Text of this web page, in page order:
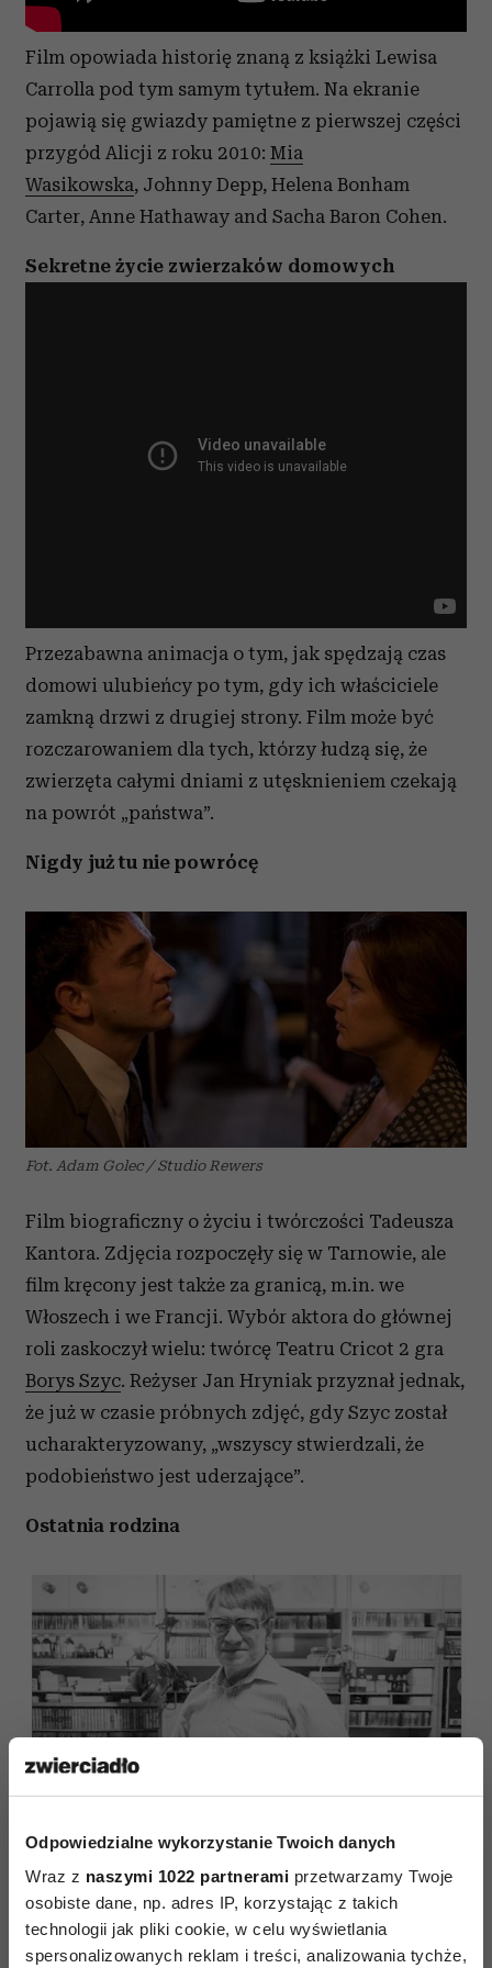
Odpowiedzialne wykorzystanie Twoich danych
Wraz z naszymi 1022 partnerami przetwarzamy Twoje
osobiste dane, np. adres IP, korzystając z takich
technologii jak pliki cookie, w celu wyświetlania
spersonalizowanych reklam i treści, analizowania tychże,
Film opowiada historię znaną z książki Lewisa
Carrolla pod tym samym tytułem. Na ekranie
pojawią się gwiazdy pamiętne z pierwszej części
przygód Alicji z roku 2010: Mia
Wasikowska, Johnny Depp, Helena Bonham
Carter, Anne Hathaway and Sacha Baron Cohen.
Sekretne życie zwierzaków domowych
Przezabawna animacja o tym, jak spędzają czas
domowi ulubieńcy po tym, gdy ich właściciele
zamkną drzwi z drugiej strony. Film może być
rozczarowaniem dla tych, którzy łudzą się, że
zwierzęta całymi dniami z utęsknieniem czekają
na powrót „państwa”.
Nigdy już tu nie powrócę
Fot. Adam Golec / Studio Rewers
Film biograficzny o życiu i twórczości Tadeusza
Kantora. Zdjęcia rozpoczęły się w Tarnowie, ale
film kręcony jest także za granicą, m.in. we
Włoszech i we Francji. Wybór aktora do głównej
roli zaskoczył wielu: twórcę Teatru Cricot 2 gra
Borys Szyc. Reżyser Jan Hryniak przyznał jednak,
że już w czasie próbnych zdjęć, gdy Szyc został
ucharakteryzowany, „wszyscy stwierdzali, że
podobieństwo jest uderzające”.
Ostatnia rodzina
Opowieść biograficzna o warszawskich losach
rodziny Beksińskich. W postać ojca wciela się